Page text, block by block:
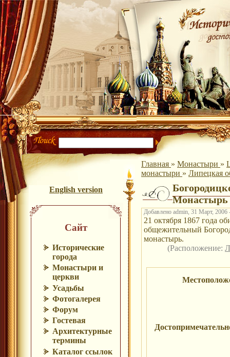
English version
Сайт
Исторические
города
Монастыри и
церкви
Усадьбы
Фотогалерея
Форум
Гостевая
Архитектурные
термины
Каталог ссылок
Главная » Монастыри »
монастыри » Липецкая
Монастырь
Добавлено admin, 31 Март, 2006
21 октября 1867 года
общежительный
монастырь.
(Расположение: